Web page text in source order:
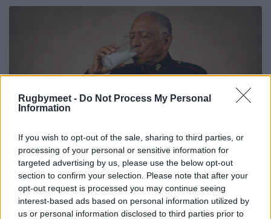
Rugbymeet - Do Not Process My Personal
Information
If you wish to opt-out of the sale, sharing to third parties, or
processing of your personal or sensitive information for
targeted advertising by us, please use the below opt-out
section to confirm your selection. Please note that after your
opt-out request is processed you may continue seeing
interest-based ads based on personal information utilized by
us or personal information disclosed to third parties prior to